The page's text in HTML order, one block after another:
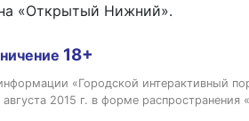
«Открытый Нижний».
18+
«Городской интерактивный
2015 г. в форме распространения